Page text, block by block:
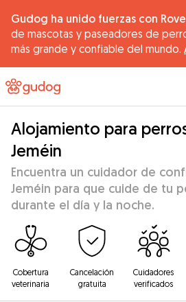
Gudog ha unido fuerzas con
de mascotas y paseadores de
más grande y confiable del mundo.
Alojamiento para
Jeméin
Encuentra un cuidador de
Jeméin para que cuide de tu
durante el día y la noche.
Cobertura
veterinaria
Cancelación
gratuita
Cuidadores
verificados